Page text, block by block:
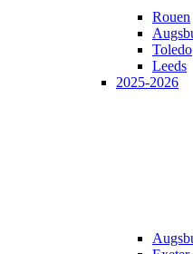
Rouen
Toledo
Leeds
2025-2026